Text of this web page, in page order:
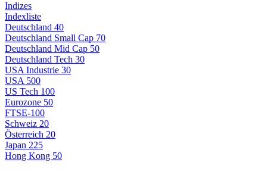
Indizes
Indexliste
Deutschland 40
Deutschland Small Cap 70
Deutschland Mid Cap 50
Deutschland Tech 30
USA Industrie 30
USA 500
US Tech 100
Eurozone 50
FTSE-100
Schweiz 20
Österreich 20
Japan 225
Hong Kong 50